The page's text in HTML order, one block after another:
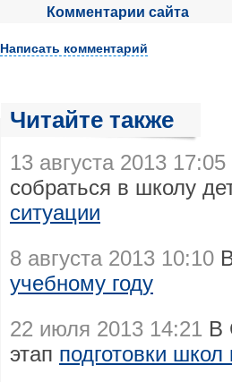
Комментарии сайта
Написать комментарий
Читайте также
13 августа 2013 17:05
собраться в школу
ситуации
8 августа 2013 10:10
учебному году
22 июля 2013 14:21 В
этап подготовки